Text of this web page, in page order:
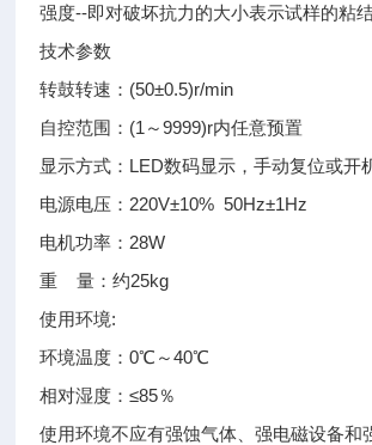
强度--即对破坏抗力的大小表示试样的粘结
技术参数
转鼓转速：(50±0.5)r/min
自控范围：(1～9999)r内任意预置
显示方式：LED数码显示，手动复位或开
电源电压：220V±10% 50Hz±1Hz
电机功率：28W
重 量：约25kg
使用环境:
环境温度：0℃～40℃
相对湿度：≤85％
使用环境不应有强蚀气体、强电磁设备和